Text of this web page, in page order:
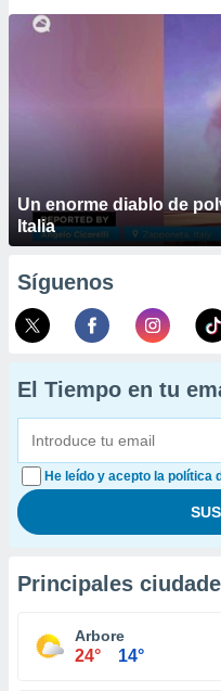
Un enorme diablo de
Italia
Síguenos
El Tiempo en tu
He leído y acepto la política
Principales
Arbore
24° 14°